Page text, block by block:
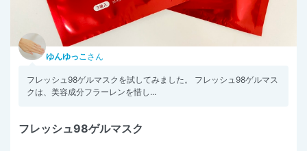
ゆんゆっこ さん
フレッシュ98ゲルマスクを試してみました。 フレッシュ98ゲルマス
クは、美容成分フラーレンを惜し...
フレッシュ98ゲルマスク